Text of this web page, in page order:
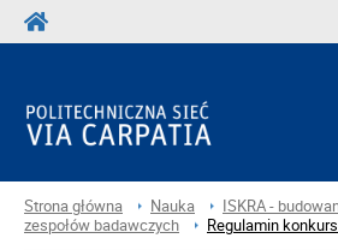
Strona główna Nauka
ISKRA -
zespołów badawczych
Regulamin